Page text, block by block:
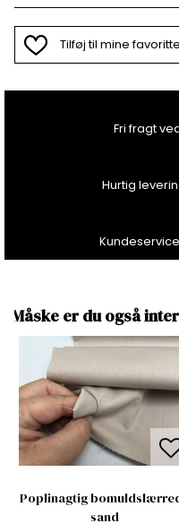
Tilføj til mine
Fri fragt
Hurtig
Kundeservice
Måske er du også
Poplinagtig
sand